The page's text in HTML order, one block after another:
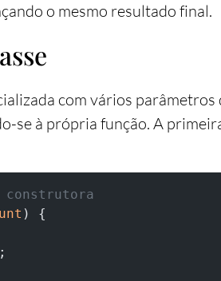
o mesmo resultado final.
com vários
se à própria função. A
) {